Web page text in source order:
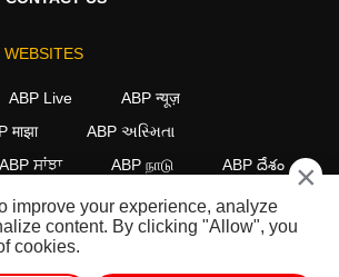
ABP Live
ABP न्यूज़
माझा
ABP અસ્મિતા
ABP ਸਾਂਝਾ ABP நாடு ABP దేశం ×
improve your experience, analyze
content. By clicking "Allow", you
cookies.